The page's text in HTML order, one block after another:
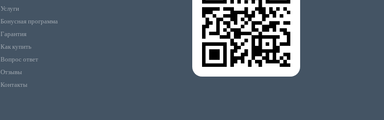
Услуги
Бонусная программа
Гарантия
Как купить
Вопрос ответ
Отзывы
Контакты